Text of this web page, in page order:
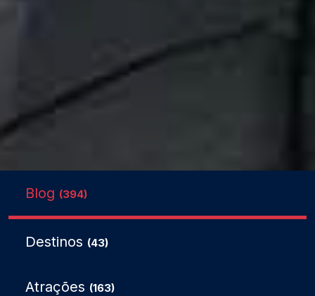
Blog (394)
Destinos (43)
Atrações (163)